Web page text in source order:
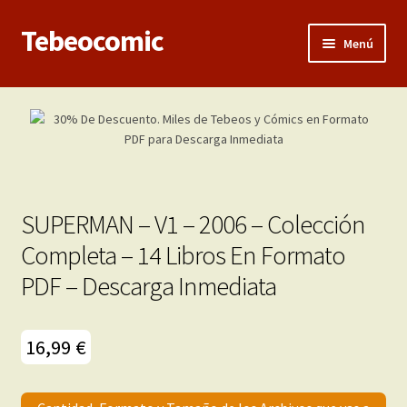
Ir
Ir
al
Tebeocomic Menú
Inicio
Adultos
Porno 3D
Inéditas
el
SUPERMAN – V1 – 2006 – Colección
Completa – 14 Libros En Formato
PDF – Descarga Inmediata
16,99 €